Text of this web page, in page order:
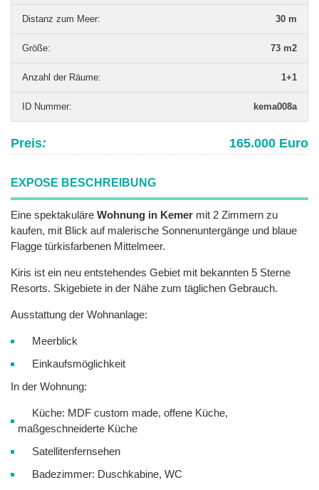
Distanz zum Meer: 30 m
Grö­ße: 73 m2
Anzahl der Räume: 1+1
ID Nummer: kema008a
Preis: 165.000 Euro
EXPOSE BESCHREIBUNG
Eine spektakuläre Wohnung in Kemer mit 2 Zimmern zu
kaufen, mit Blick auf malerische Sonnenuntergänge und blaue
Flagge türkisfarbenen Mittelmeer.
Kiris ist ein neu entstehendes Gebiet mit bekannten 5 Sterne
Resorts. Skigebiete in der Nähe zum täglichen Gebrauch.
Ausstattung der Wohnanlage:
Meerblick
Einkaufsmöglichkeit
In der Wohnung:
Küche: MDF custom made, offene Küche,
maßgeschneiderte Küche
Satellitenfernsehen
Badezimmer: Duschkabine, WC